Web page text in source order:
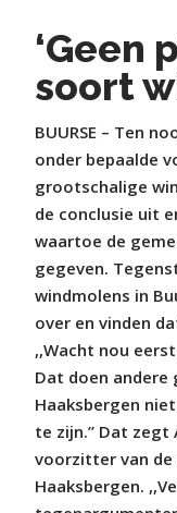
‘Geen
soort
BUURSE – Ten
onder bepaalde
grootschalige
de conclusie uit
waartoe de
gegeven.
windmolens in
over en vinden
,,Wacht nou
Dat doen andere
Haaksbergen
te zijn.” Dat zegt
voorzitter van
Haaksbergen.